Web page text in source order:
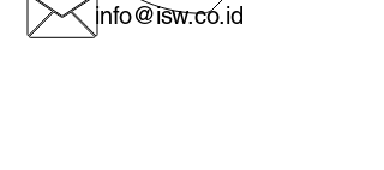
info@isw.co.id